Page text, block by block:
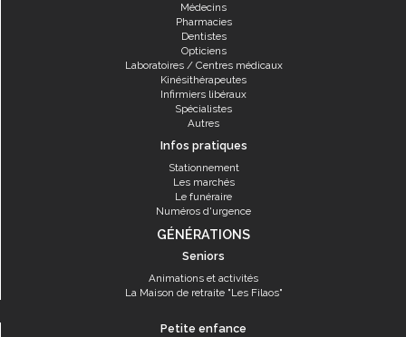
Médecins
Pharmacies
Dentistes
Opticiens
Laboratoires / Centres médicaux
Kinésithérapeutes
Infirmiers libéraux
Spécialistes
Autres
Infos pratiques
Stationnement
Les marchés
Le funéraire
Numéros d'urgence
GÉNÉRATIONS
Seniors
Animations et activités
La Maison de retraite "Les Filaos"
Petite enfance